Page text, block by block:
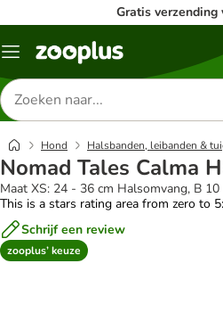
Gratis verzending
Menu
Zoeken
naar
producten
Hond Halsbanden, leibanden &
Nomad Tales Calma
Maat XS: 24 - 36 cm Halsomvang, B 10
This is a stars rating area from zero to
Schrijf een review
zooplus’ keuze